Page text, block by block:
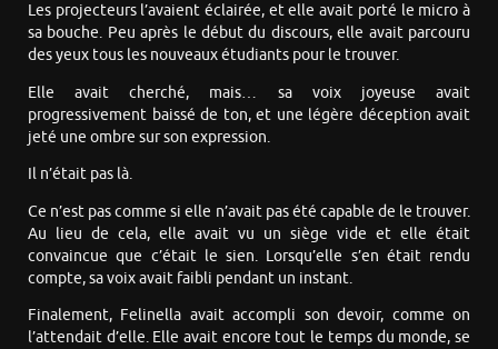
Les projecteurs l’avaient éclairée, et elle avait porté le micro à
sa bouche. Peu après le début du discours, elle avait parcouru
des yeux tous les nouveaux étudiants pour le trouver.
Elle avait cherché, mais… sa voix joyeuse avait
progressivement baissé de ton, et une légère déception avait
jeté une ombre sur son expression.
Il n’était pas là.
Ce n’est pas comme si elle n’avait pas été capable de le trouver.
Au lieu de cela, elle avait vu un siège vide et elle était
convaincue que c’était le sien. Lorsqu’elle s’en était rendu
compte, sa voix avait faibli pendant un instant.
Finalement, Felinella avait accompli son devoir, comme on
l’attendait d’elle. Elle avait encore tout le temps du monde, se